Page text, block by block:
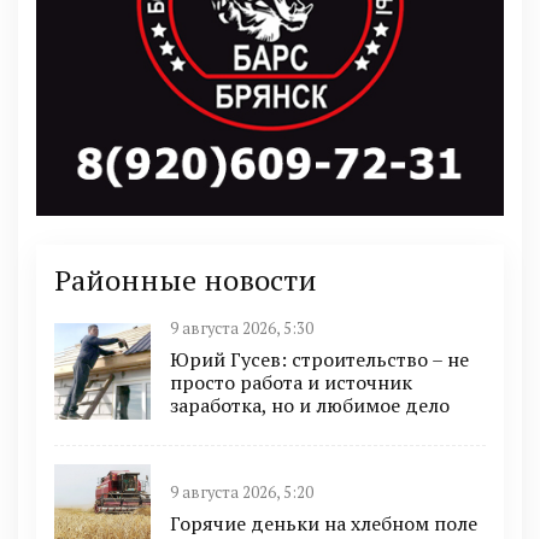
Районные новости
9 августа 2026, 5:30
Юрий Гусев: строительство – не
просто работа и источник
заработка, но и любимое дело
9 августа 2026, 5:20
Горячие деньки на хлебном поле